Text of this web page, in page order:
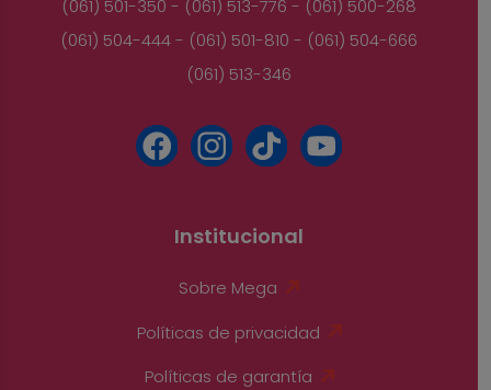
(061) 501-350 - (061) 513-776 - (061) 500-268
(061) 504-444 - (061) 501-810 - (061) 504-666
(061) 513-346
Institucional
Sobre Mega
Políticas de privacidad
Políticas de garantía